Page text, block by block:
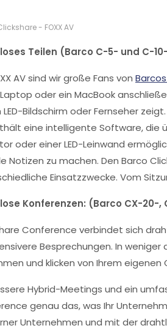
- FOXX AV
Teilen (Barco C-5- und C-
AV sind wir große Fans von
oder ein MacBook
Bildschirm oder Fernseher
eine intelligente Software, die
oder einer LED-Leinwand
Notizen zu machen. Den Barco
Einsatzzwecke. Vom
Konferenzen: (Barco CX-20-,
Conference verbindet sich
Besprechungen. In
und klicken von Ihrem
Hybrid-Meetings und ein
genau das, was Ihr
Unternehmen und mit der